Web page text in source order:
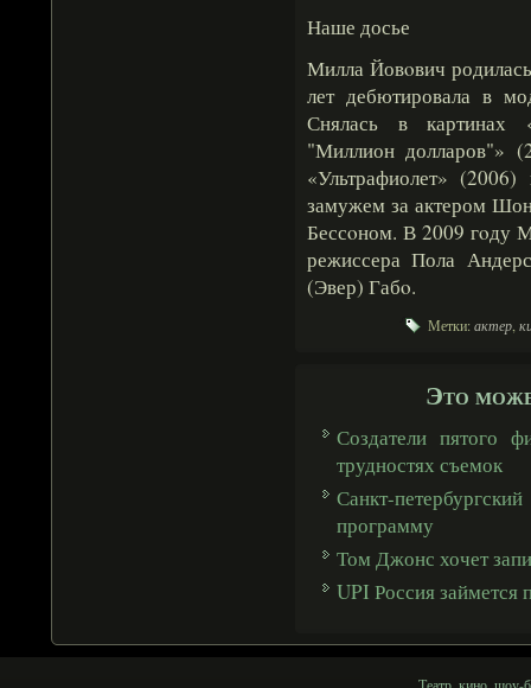
Наше досье
Милла Йовοвич
лет дебютировала в
Снялась в картинах
"Миллион долларов"»
«Ультрафиолет»
замужем за актером
Бессοном. В 2009 гοду
режиссера Пола
(Эвер) Габο.
Метки: актер,
Это
Создатели пятого
трудностях съемок
Санкт-
программу
Том Джонс хочет
UPI Россия займется